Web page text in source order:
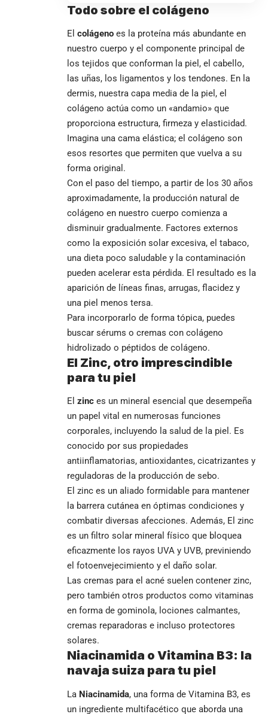
Todo sobre el colágeno
El colágeno es la proteína más abundante en
nuestro cuerpo y el componente principal de
los tejidos que conforman la piel, el cabello,
las uñas, los ligamentos y los tendones. En la
dermis, nuestra capa media de la piel, el
colágeno actúa como un «andamio» que
proporciona estructura, firmeza y elasticidad.
Imagina una cama elástica; el colágeno son
esos resortes que permiten que vuelva a su
forma original.
Con el paso del tiempo, a partir de los 30 años
aproximadamente, la producción natural de
colágeno en nuestro cuerpo comienza a
disminuir gradualmente. Factores externos
como la exposición solar excesiva, el tabaco,
una dieta poco saludable y la contaminación
pueden acelerar esta pérdida. El resultado es la
aparición de líneas finas, arrugas, flacidez y
una piel menos tersa.
Para incorporarlo de forma tópica, puedes
buscar sérums o cremas con colágeno
hidrolizado o péptidos de colágeno.
El Zinc, otro imprescindible
para tu piel
El zinc es un mineral esencial que desempeña
un papel vital en numerosas funciones
corporales, incluyendo la salud de la piel. Es
conocido por sus propiedades
antiinflamatorias, antioxidantes, cicatrizantes y
reguladoras de la producción de sebo.
El zinc es un aliado formidable para mantener
la barrera cutánea en óptimas condiciones y
combatir diversas afecciones. Además, El zinc
es un filtro solar mineral físico que bloquea
eficazmente los rayos UVA y UVB, previniendo
el fotoenvejecimiento y el daño solar.
Las cremas para el acné suelen contener zinc,
pero también otros productos como vitaminas
en forma de gominola, lociones calmantes,
cremas reparadoras e incluso protectores
solares.
Niacinamida o Vitamina B3: la
navaja suiza para tu piel
La Niacinamida, una forma de Vitamina B3, es
un ingrediente multifacético que aborda una